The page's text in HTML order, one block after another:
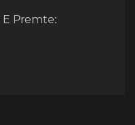
E Premte: